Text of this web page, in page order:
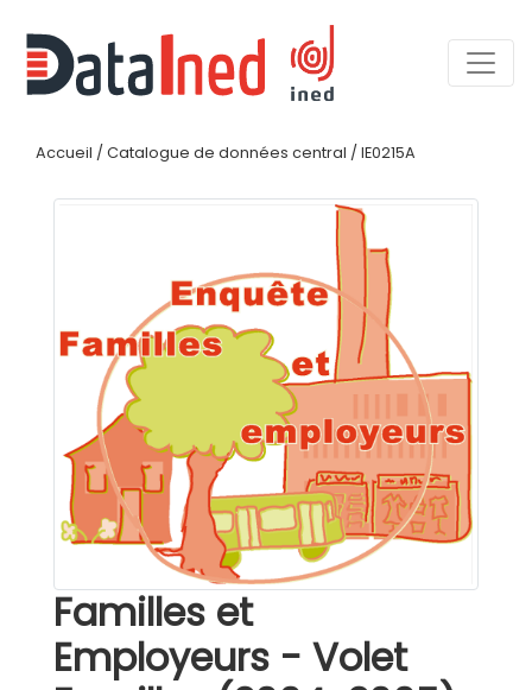
Accueil / Catalogue de données central / IE0215A
Familles et
Employeurs - Volet